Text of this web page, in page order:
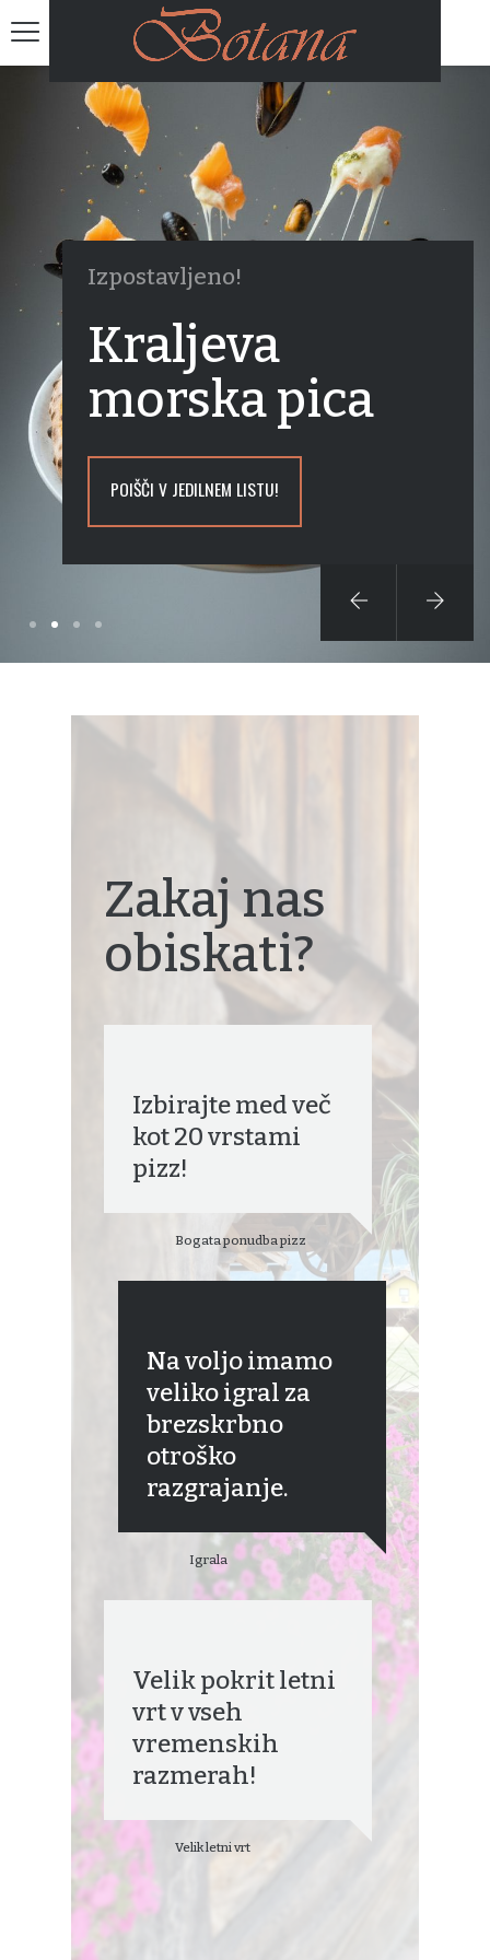
Izpostavljeno!
Kraljeva
morska pica
POIŠČI V JEDILNEM LISTU!
Zakaj nas
obiskati?
Izbirajte med več
kot 20 vrstami
pizz!
Bogata ponudba pizz
Na voljo imamo
veliko igral za
brezskrbno
otroško
razgrajanje.
Igrala
Velik pokrit letni
vrt v vseh
vremenskih
razmerah!
Velik letni vrt